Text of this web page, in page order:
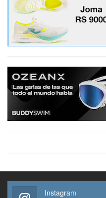
Instagram